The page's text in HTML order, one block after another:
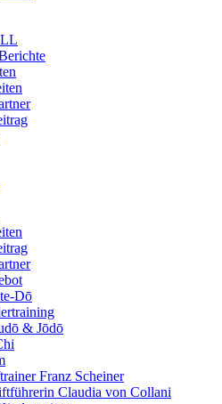
Dō
& Jōdō
Franz Scheiner
Claudia von Collani